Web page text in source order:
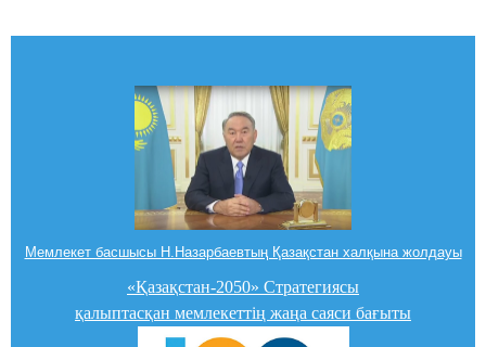
Мемлекет басшысы Н.Назарбаевтың Қазақстан халқына жолдауы
«Қазақстан-2050» Стратегиясы
қалыптасқан мемлекеттің жаңа саяси бағыты